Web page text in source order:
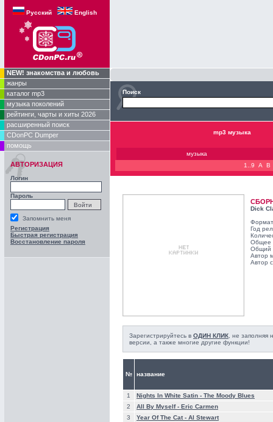
Русский English
NEW! знакомства и любовь
жанры
каталог mp3
музыка поколений
рейтинги, чарты и хиты 2026
расширенный поиск
CDonPC Dumper
помощь
АВТОРИЗАЦИЯ
Логин
Пароль
Запомнить меня
Регистрация
Быстрая регистрация
Восстановление пароля
Поиск
mp3 музыка
музыка
1..9
A B
Dick
Год
Общее
Общий
Автор
Автор
Зарегистрируйтесь в ОДИН КЛИК , не
версии, а также многие другие функции!
№ название
1 Nights In White Satin - The Moody Blues
2
All By Myself - Eric Carmen
3
Year Of The Cat - Al Stewart